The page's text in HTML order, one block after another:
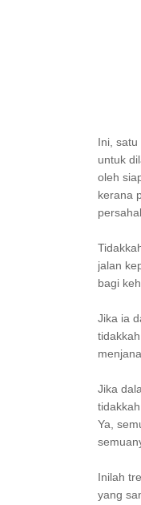
Ini,
untuk
oleh
kerana
jalan
bagi
Jika ia
Jika
Ya,
Inilah
yang